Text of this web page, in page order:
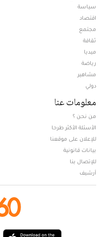
سياسة
اقتصاد
مجتمع
ثقافة
ميديا
رياضة
مشاهير
دولي
معلومات عنا
من نحن ؟
الأسئلة الأكثر طرحا
للإعلان على موقعنا
بيانات قانونية
للإتصال بنا
أرشيف